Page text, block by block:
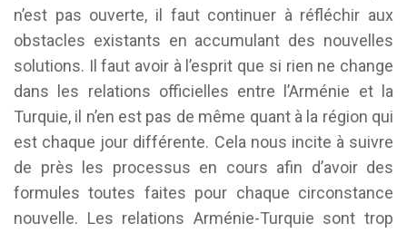
n’est pas ouverte, il faut continuer à réfléchir aux
obstacles existants en accumulant des nouvelles
solutions. Il faut avoir à l’esprit que si rien ne change
dans les relations officielles entre l’Arménie et la
Turquie, il n’en est pas de même quant à la région qui
est chaque jour différente. Cela nous incite à suivre
de près les processus en cours afin d’avoir des
formules toutes faites pour chaque circonstance
nouvelle. Les relations Arménie-Turquie sont trop